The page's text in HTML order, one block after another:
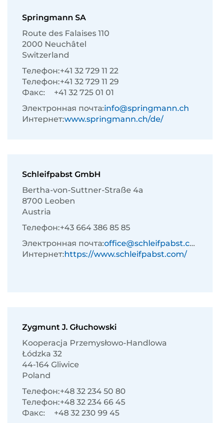
Springmann SA
Route des Falaises 110
2000 Neuchâtel
Switzerland
Телефон:+41 32 729 11 22
Телефон:+41 32 729 11 29
Факс:
+41 32 725 01 01
Электронная почта:info@springmann.ch
Интернет:www.springmann.ch/de/
Schleifpabst GmbH
Bertha-von-Suttner-Straße 4a
8700 Leoben
Austria
Телефон:+43 664 386 85 85
Электронная почта:office@schleifpabst.com
Интернет:https://www.schleifpabst.com/
Zygmunt J. Głuchowski
Kooperacja Przemysłowo-Handlowa
Łódzka 32
44-164 Gliwice
Poland
Телефон:+48 32 234 50 80
Телефон:+48 32 234 66 45
Факс:
+48 32 230 99 45